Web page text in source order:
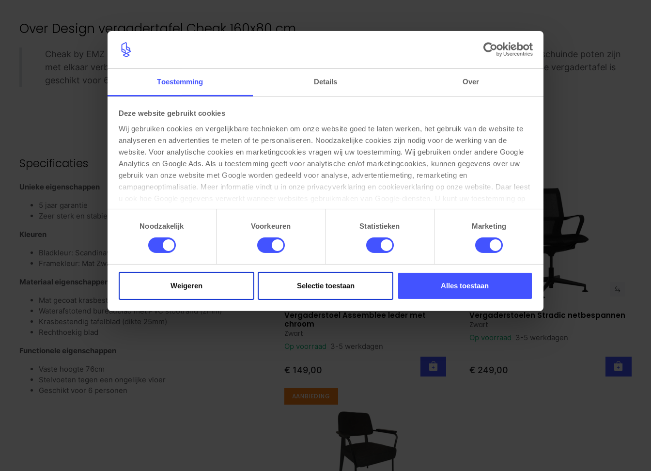
Toestemming Details Over
Deze website gebruikt cookies
Wij gebruiken cookies en vergelijkbare technieken om onze website goed te laten werken, het gebruik van de website te
analyseren en advertenties te meten of te personaliseren. Noodzakelijke cookies zijn nodig voor de werking van de
website. Voor analytische cookies en marketingcookies vragen wij uw toestemming. Wij gebruiken onder andere Google
Analytics en Google Ads. Als u toestemming geeft voor analytische en/of marketingcookies, kunnen gegevens over uw
gebruik van onze website met Google worden gedeeld voor analyse, advertentiemeting, remarketing en
campagneoptimalisatie. Meer informatie vindt u in onze privacyverklaring en cookieverklaring op onze website. Daar leest
elk moment wijzigen of intrekken via de cookie-instellingen. Zie onze privacy policy.
Noodzakelijk
Voorkeuren Statistieken Marketing
Weigeren Selectie toestaan Alles toestaan
Over Design vergadertafel Cheak 160x80 cm
Cheak by EMZ is een design vergadertafel met een recht blad. Het stevige metalen designframe met karakteristieke afgeschuinde poten zijn
met elkaar verbonden via een kruisbalk. Het blad is waterafstotend, krasbestendig en heeft een bladdikte van 25mm. Deze vergadertafel is
geschikt voor 6 personen. Optioneel te bestellen met een inbouwmodule voor elektra of media aansluitingen in het blad.
Specificaties
Unieke eigenschappen
5 jaar garantie
Zeer sterk en stabiel design frame
Kleuren
Bladkleur: Scandinavisch eiken
Framekleur: Mat Zwart (RAL9005)
Materiaal eigenschappen
Mat gecoat krasbestendig frame
Waterafstotend bureaublad met PVC stootrand (2mm)
Krasbestendig tafelblad (dikte 25mm)
Rechthoekig blad
Functionele eigenschappen
Vaste hoogte 76cm
Stelvoeten tegen een ongelijke vloer
Geschikt voor 6 personen
Gerelateerde producten
Bekijk product
Vergaderstoel Assemblee leder met
chroom
Zwart
Op voorraad 3-5 werkdagen
€ 149,00
Bekijk product
Vergaderstoelen Stradic netbespannen
Zwart
Op voorraad 3-5 werkdagen
€ 249,00
AANBIEDING